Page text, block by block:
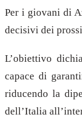
Per i giovani di
decisivi dei
L’obiettivo
capace di
riducendo la
dell’Italia